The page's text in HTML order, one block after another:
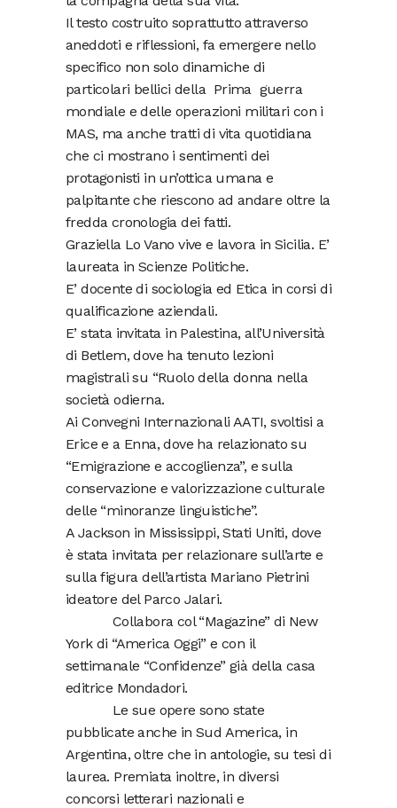
Il testo costruito soprattutto attraverso
aneddoti e riflessioni, fa emergere nello
specifico non solo dinamiche di
particolari bellici della Prima guerra
mondiale e delle operazioni militari con i
MAS, ma anche tratti di vita quotidiana
che ci mostrano i sentimenti dei
protagonisti in un’ottica umana e
palpitante che riescono ad andare oltre la
fredda cronologia dei fatti.
Graziella Lo Vano vive e lavora in Sicilia. E’
laureata in Scienze Politiche.
E’ docente di sociologia ed Etica in corsi di
qualificazione aziendali.
E’ stata invitata in Palestina, all’Università
di Betlem, dove ha tenuto lezioni
magistrali su “Ruolo della donna nella
società odierna.
Ai Convegni Internazionali AATI, svoltisi a
Erice e a Enna, dove ha relazionato su
“Emigrazione e accoglienza”, e sulla
conservazione e valorizzazione culturale
delle “minoranze linguistiche”.
A Jackson in Mississippi, Stati Uniti, dove
è stata invitata per relazionare sull’arte e
sulla figura dell’artista Mariano Pietrini
ideatore del Parco Jalari.
Collabora col “Magazine” di New
York di “America Oggi” e con il
settimanale “Confidenze” già della casa
editrice Mondadori.
Le sue opere sono state
pubblicate anche in Sud America, in
Argentina, oltre che in antologie, su tesi di
laurea. Premiata inoltre, in diversi
concorsi letterari nazionali e